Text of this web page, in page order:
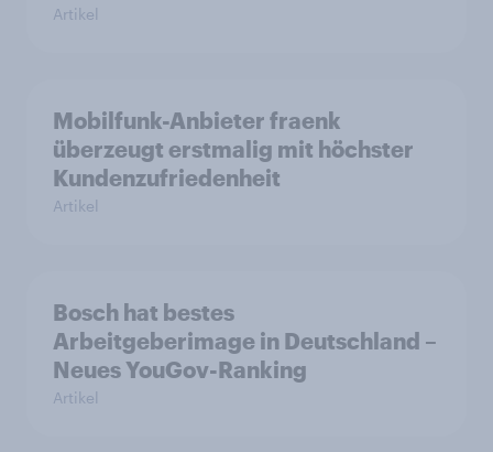
Artikel
Mobilfunk-Anbieter fraenk
überzeugt erstmalig mit höchster
Kundenzufriedenheit
Artikel
Bosch hat bestes
Arbeitgeberimage in Deutschland –
Neues YouGov-Ranking
Artikel